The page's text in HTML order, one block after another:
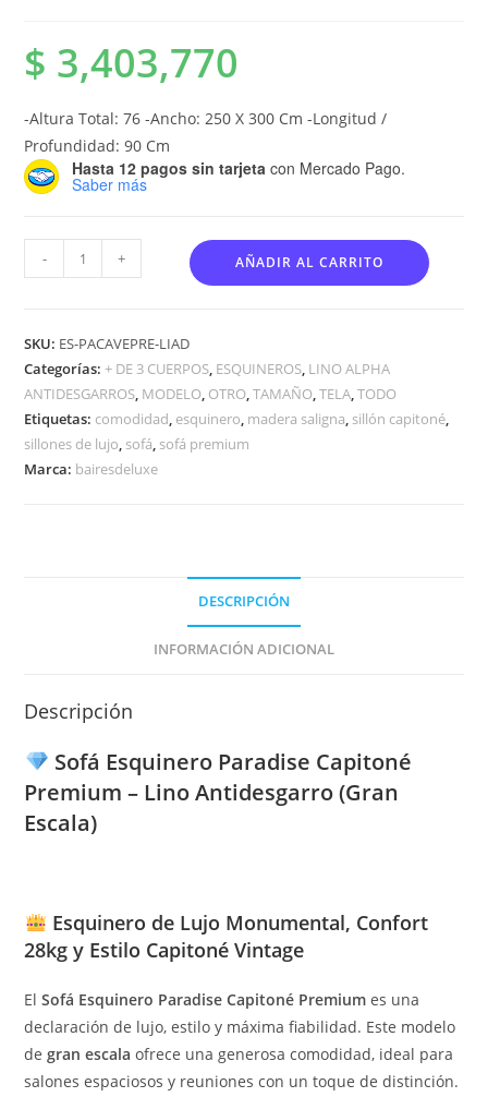
$ 3,403,770
-Altura Total: 76 -Ancho: 250 X 300 Cm -Longitud /
Profundidad: 90 Cm
Hasta 12 pagos sin tarjeta con Mercado Pago.
Saber más
- + AÑADIR AL CARRITO
SKU: ES-PACAVEPRE-LIAD
Categorías:+ DE 3 CUERPOS, ESQUINEROS, LINO ALPHA
ANTIDESGARROS, MODELO, OTRO,TAMAÑO,TELA,TODO
Etiquetas: comodidad, esquinero, madera saligna, sillón capitoné,
sillones de lujo, sofá, sofá premium
Marca: bairesdeluxe
DESCRIPCIÓN
INFORMACIÓN ADICIONAL
Descripción
Sofá Esquinero Paradise Capitoné
Premium – Lino Antidesgarro (Gran
Escala)
Esquinero de Lujo Monumental, Confort
28kg y Estilo Capitoné Vintage
ElSofá Esquinero Paradise Capitoné Premium es una
declaración de lujo, estilo y máxima fiabilidad. Este modelo
degran escala ofrece una generosa comodidad, ideal para
salones espaciosos y reuniones con un toque de distinción.